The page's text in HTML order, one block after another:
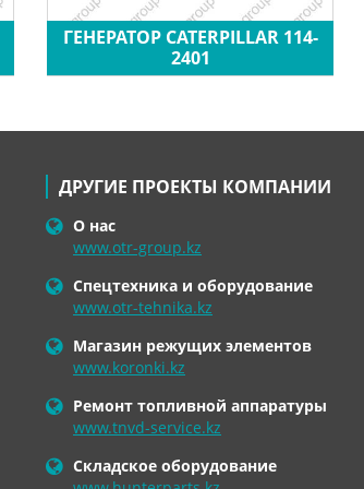
ГЕНЕРАТОР CATERPILLAR 114-
2401
ДРУГИЕ ПРОЕКТЫ КОМПАНИИ
О нас
www.otr-group.kz
Спецтехника и оборудование
www.otr-tehnika.kz
Магазин режущих элементов
www.koronki.kz
Ремонт топливной аппаратуры
www.tnvd-service.kz
Складское оборудование